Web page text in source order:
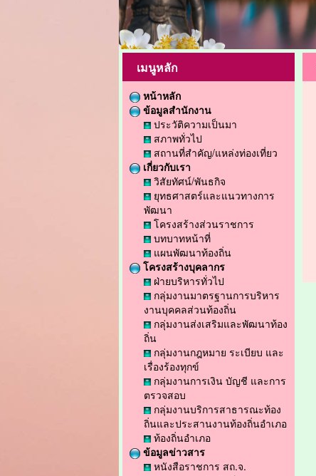
เมนูหลัก
หน้าหลัก
ข้อมูลสำนักงาน
ประวัติความเป็นมา
สภาพทั่วไป
สถานที่สำคัญ/แหล่งท่องเที่ยว
เกี่ยวกับเรา
วิสัยทัศน์/พันธกิจ
ยุทธศาสตร์และแนวทางการ
พัฒนา
โครงสร้างส่วนราชการ
บทบาทหน้าที่
แผนพัฒนาท้องถิ่น
โครงสร้างบุคลากร
ฝ่ายบริหารทั่วไป
กลุ่มงานมาตรฐานการบริหาร
งานบุคคลส่วนท้องถิ่น
กลุ่มงานส่งเสริมและพัฒนาท้อง
ถิ่น
กลุ่มงานกฎหมาย ระเบียบ และ
เรื่องร้องทุกข์
กลุ่มงานการเงิน บัญชี และการ
ตรวจสอบ
กลุ่มงานบริการสาธารณะท้อง
ถิ่นและประสานงานท้องถิ่นอำเภอ
ท้องถิ่นอำเภอ
ข้อมูลข่าวสาร
หนังสือราชการ สถ.จ.